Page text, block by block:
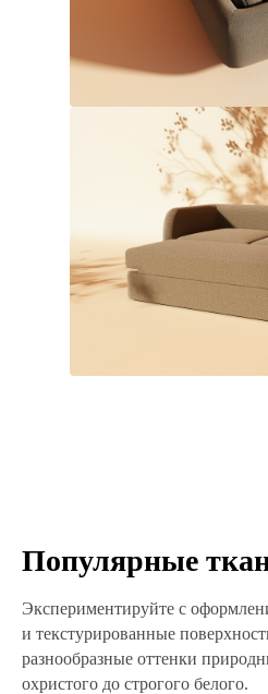
Популярные
Экспериментируйте с
и текстурированные
разнообразные оттенки
охристого до строгого белого.